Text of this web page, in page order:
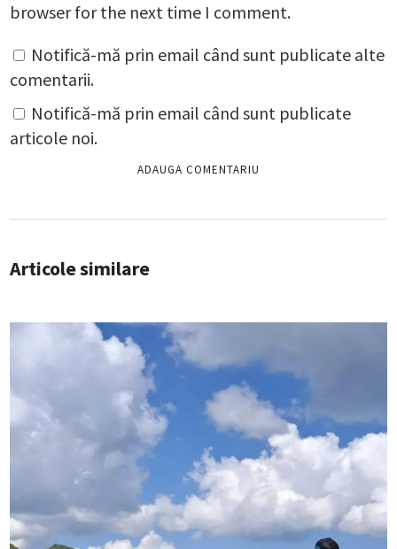
browser for the next time I comment.
Notifică-mă prin email când sunt publicate alte
comentarii.
Notifică-mă prin email când sunt publicate
articole noi.
Articole similare